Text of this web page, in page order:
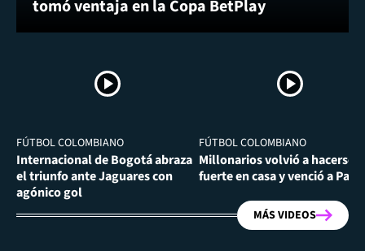
tomó ventaja en la Copa BetPlay
FÚTBOL COLOMBIANO
Internacional de Bogotá abraza
el triunfo ante Jaguares con
agónico gol
FÚTBOL COLOMBIANO
Millonarios volvió a hacerse
fuerte en casa y venció a
MÁS VIDEOS